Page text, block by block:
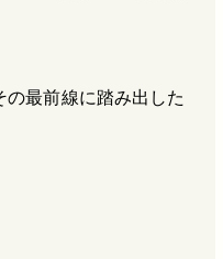
最前線に踏み出した